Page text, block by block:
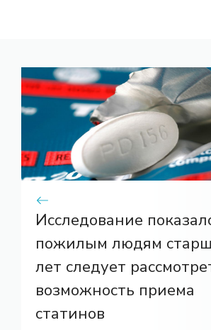
Исследование
пожилым людям
лет следует
возможность приема
статинов